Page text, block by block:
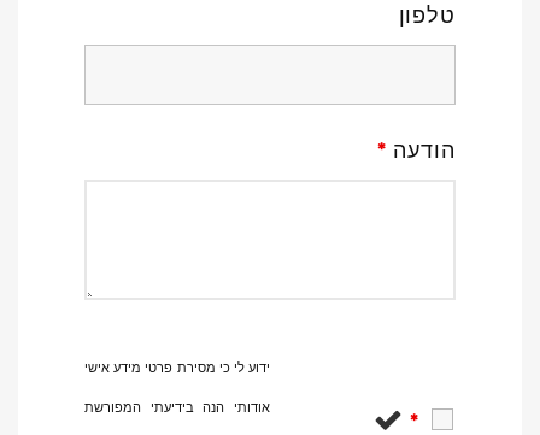
טלפון
הודעה *
*
ידוע לי כי מסירת פרטי מידע אישי
אודותי הנה בידיעתי המפורשת